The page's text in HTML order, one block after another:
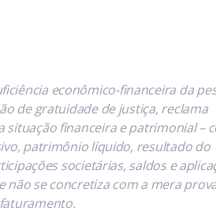
econômico-financeira da
de gratuidade de justiça, reclama
situação financeira e patrimonial –
patrimônio líquido, resultado do
societárias, saldos e
não se concretiza com a mera